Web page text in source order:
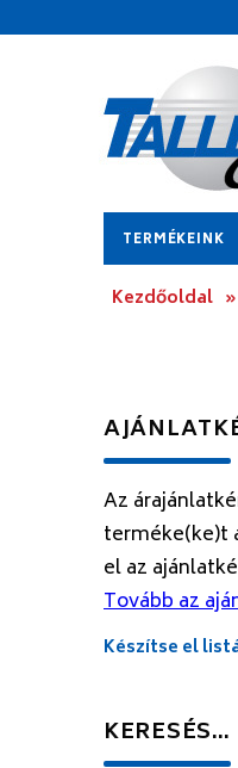
TERMÉKEINK
Kezdőoldal »
Az
terméke(ke)t
el az
Tovább az
Készítse el
KERESÉS…